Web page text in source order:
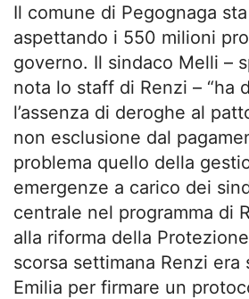
Il comune di Pegognaga
aspettando i 550 milioni
governo. Il sindaco Melli –
nota lo staff di Renzi – “ha
l’assenza di deroghe al
non esclusione dal
problema quello della
emergenze a carico dei
centrale nel programma di
alla riforma della
scorsa settimana Renzi era
Emilia per firmare un